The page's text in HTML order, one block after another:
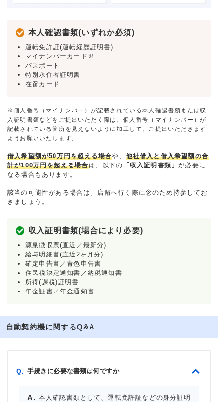
本人確認書類(いずれか必須)
運転免許証(運転経歴証明書)
マイナンバーカード※
パスポート
特別永住者証明書
在留カード
※個人番号（マイナンバー）が記載されている本人確認書類または収
入証明書類などをご提出いただく際は、個人番号（マイナンバー）が
記載されている箇所を見えないように加工して、ご提出いただきます
ようお願いいたします。
借入希望額が50万円を超える場合や、 他社借入と借入希望額の合
計が100万円を超える場合は、以下の 「収入証明書類」が必要に
なる場合もあります。
該当の可能性がある場合は、店舗へ行く際に念のため持参してお
きましょう。
収入証明書類(場合により必要)
源泉徴収票(直近／最新分)
給与明細書(直近2ヶ月分)
確定申告書／青色申告書
住民税決定通知書／納税通知書
所得(課税)証明書
年金証書／年金通知書
自動契約機に関するQ&A
Q. 手続きに必要な書類は何ですか
本人確認書類として、運転免許証などの身分証明